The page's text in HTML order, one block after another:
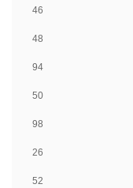
46
48
94
50
98
26
52